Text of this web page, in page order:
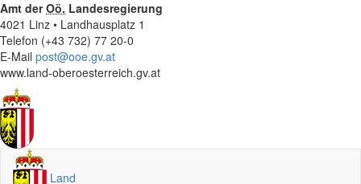
Amt derOö. Landesregierung
4021 Linz • Landhausplatz 1
Telefon (+43 732) 77 20-0
E-Mail post@ooe.gv.at
www.land-oberoesterreich.gv.at
Land